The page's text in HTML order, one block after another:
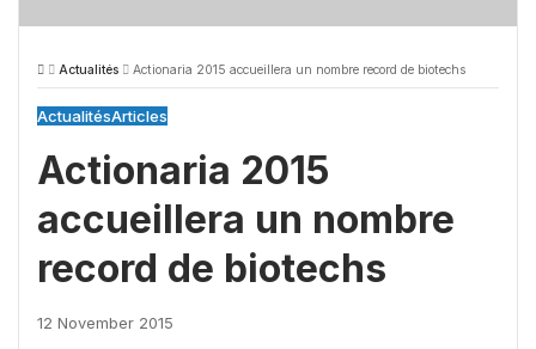
Actualités Actionaria 2015 accueillera un nombre record de biotechs
ActualitésArticles
Actionaria 2015
accueillera un nombre
record de biotechs
12 November 2015